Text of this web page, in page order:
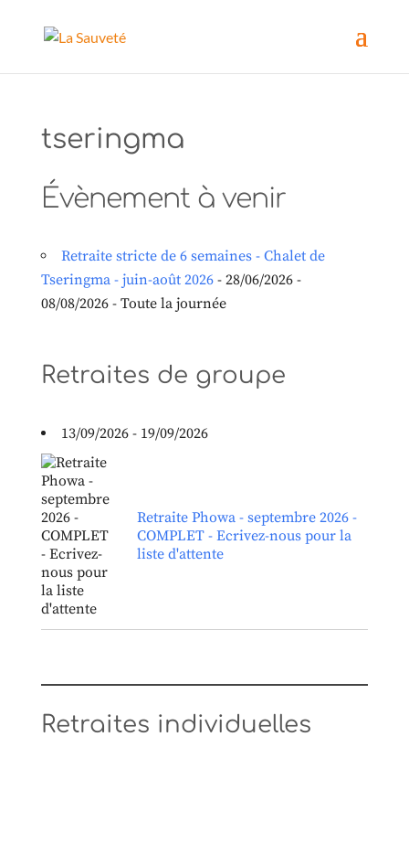
tseringma
Évènement à venir
Retraite stricte de 6 semaines - Chalet de
Tseringma - juin-août 2026- 28/06/2026 -
08/08/2026 - Toute la journée
Retraites de groupe
13/09/2026 - 19/09/2026
Retraite Phowa - septembre 2026 -
COMPLET - Ecrivez-nous pour la
liste d'attente
Retraites individuelles